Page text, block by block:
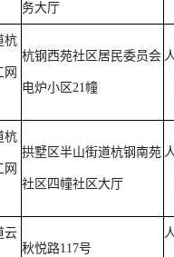
务大厅
杭
网
杭钢西苑社区居民委员会
电炉小区21幢
杭
网
拱墅区半山街道杭钢南苑
社区四幢社区大厅
云
秋悦路117号